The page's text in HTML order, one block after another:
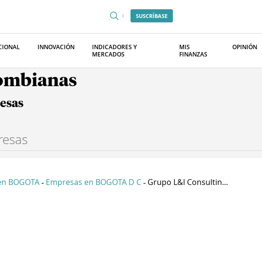
SUSCRÍBASE
INNOVACIÓN
INDICADORES Y
MERCADOS
MIS
FINANZAS
OPINIÓN
BOGOTA - Empresas en BOGOTA D C - Grupo L&l Consultin...